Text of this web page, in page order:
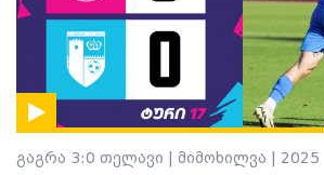
გაგრა 3:0 თელავი | მიმოხილვა | 2025